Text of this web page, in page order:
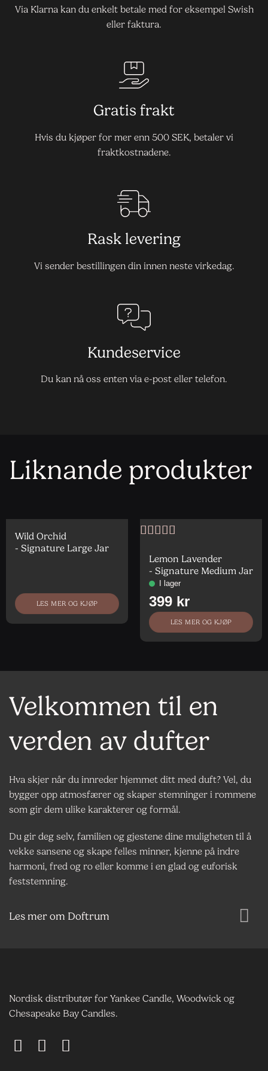
Via Klarna kan du enkelt betale med for eksempel Swish
eller faktura.
Gratis frakt
Hvis du kjøper for mer enn 500 SEK, betaler vi
fraktkostnadene.
Rask levering
Vi sender bestillingen din innen neste virkedag.
Kundeservice
Du kan nå oss enten via e-post eller telefon.
Liknande produkter
Wild Orchid
- Signature Large Jar
LES MER OG KJØP
Lemon Lavender
- Signature Medium Jar
LES MER OG KJØP
Velkommen til en
verden av dufter
Hva skjer når du innreder hjemmet ditt med duft? Vel, du
bygger opp atmosfærer og skaper stemninger i rommene
som gir dem ulike karakterer og formål.
Du gir deg selv, familien og gjestene dine muligheten til å
vekke sansene og skape felles minner, kjenne på indre
harmoni, fred og ro eller komme i en glad og euforisk
feststemning.
Les mer om Doftrum
Nordisk distributør for Yankee Candle, Woodwick og
Chesapeake Bay Candles.